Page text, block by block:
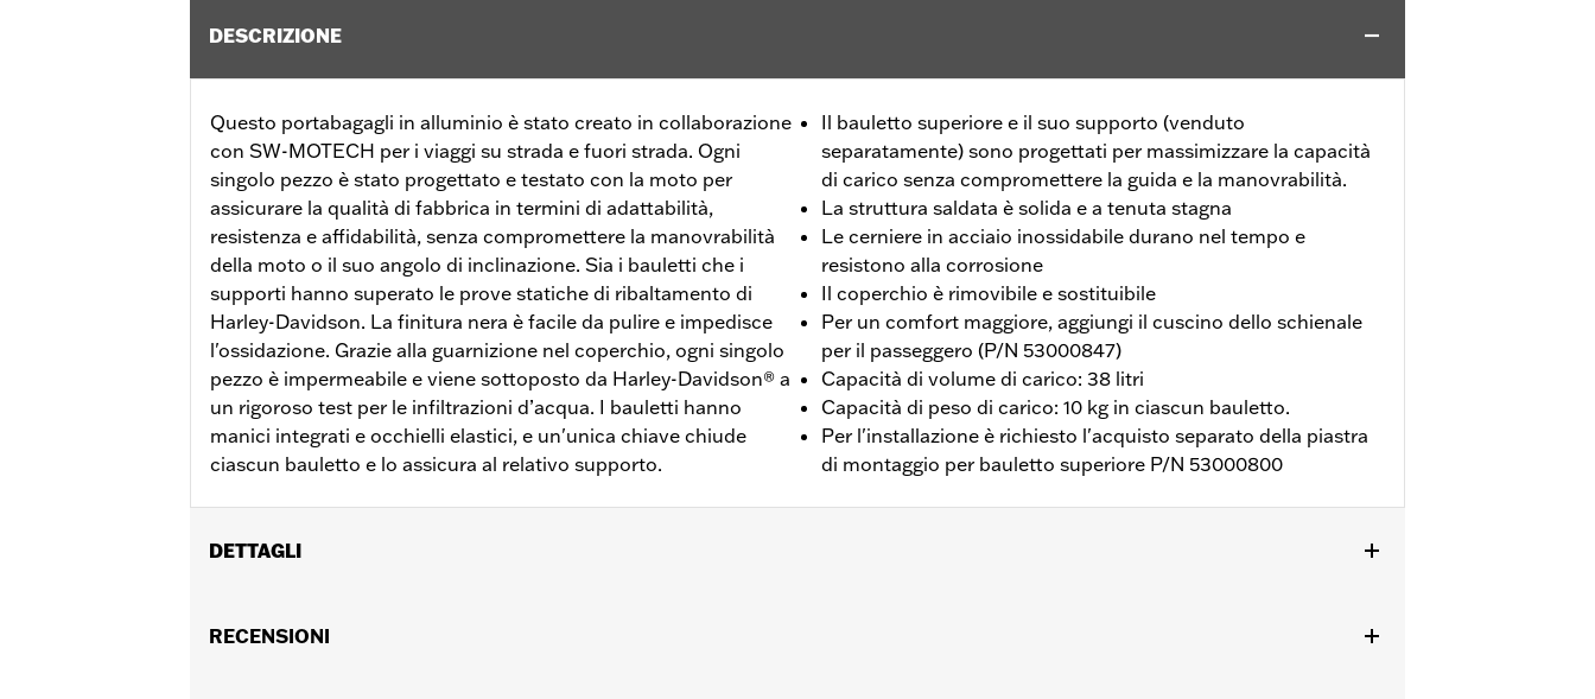
DESCRIZIONE
Questo portabagagli in alluminio è stato creato in collaborazione
con SW-MOTECH per i viaggi su strada e fuori strada. Ogni
singolo pezzo è stato progettato e testato con la moto per
assicurare la qualità di fabbrica in termini di adattabilità,
resistenza e affidabilità, senza compromettere la manovrabilità
della moto o il suo angolo di inclinazione. Sia i bauletti che i
supporti hanno superato le prove statiche di ribaltamento di
Harley-Davidson. La finitura nera è facile da pulire e impedisce
l'ossidazione. Grazie alla guarnizione nel coperchio, ogni singolo
pezzo è impermeabile e viene sottoposto da Harley-Davidson® a
un rigoroso test per le infiltrazioni d’acqua. I bauletti hanno
manici integrati e occhielli elastici, e un'unica chiave chiude
ciascun bauletto e lo assicura al relativo supporto.
Il bauletto superiore e il suo supporto (venduto
separatamente) sono progettati per massimizzare la capacità
di carico senza compromettere la guida e la manovrabilità.
La struttura saldata è solida e a tenuta stagna
Le cerniere in acciaio inossidabile durano nel tempo e
resistono alla corrosione
Il coperchio è rimovibile e sostituibile
Per un comfort maggiore, aggiungi il cuscino dello schienale
per il passeggero (P/N 53000847)
Capacità di volume di carico: 38 litri
Capacità di peso di carico: 10 kg in ciascun bauletto.
Per l'installazione è richiesto l'acquisto separato della piastra
di montaggio per bauletto superiore P/N 53000800
DETTAGLI
montaggio per bauletto superiore P/N 53000800.
RECENSIONI